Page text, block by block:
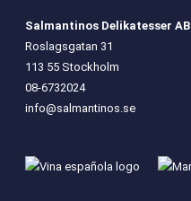
Salmantinos Delikatesser AB
Roslagsgatan 31
113 55 Stockholm
08-6732024
info@salmantinos.se